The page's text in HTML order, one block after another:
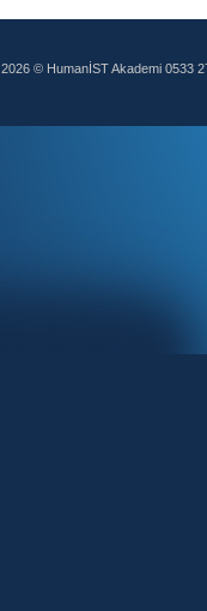
2026 © HumanİST Akademi 0533